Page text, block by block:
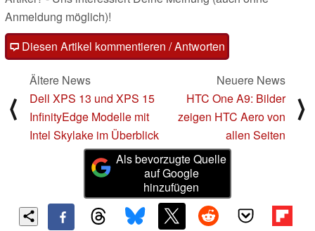
Anmeldung möglich)!
Diesen Artikel kommentieren / Antworten
⟨
Ältere News
Dell XPS 13 und XPS 15
InfinityEdge Modelle mit
Intel Skylake im Überblick
Neuere News
HTC One A9: Bilder
zeigen HTC Aero von
allen Seiten
⟩
Als bevorzugte Quelle
auf Google
hinzufügen